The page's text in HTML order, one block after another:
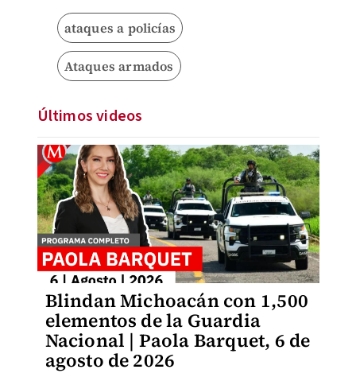
ataques a policías
Ataques armados
Últimos videos
Blindan Michoacán con 1,500
elementos de la Guardia
Nacional | Paola Barquet, 6 de
agosto de 2026